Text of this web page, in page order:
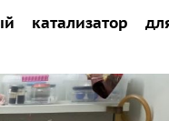
катализатор